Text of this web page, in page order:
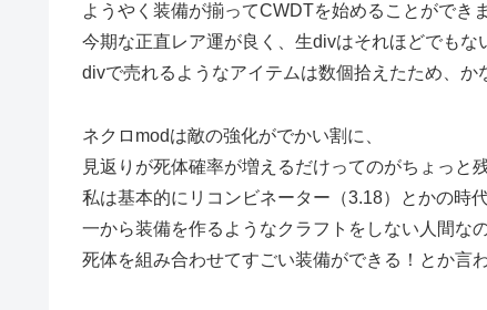
ようやく装備が揃ってCWDTを始めることができ
今期な正直レア運が良く、生divはそれほどでもな
divで売れるようなアイテムは数個拾えたため、か
ネクロmodは敵の強化がでかい割に、
見返りが死体確率が増えるだけってのがちょっと
私は基本的にリコンビネーター（3.18）とかの時代
一から装備を作るようなクラフトをしない人間なの
死体を組み合わせてすごい装備ができる！とか言